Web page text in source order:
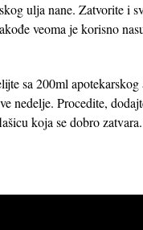
ulja nane. Zatvorite i
veoma je korisno
sa 200ml
nedelje. Procedite,
koja se dobro